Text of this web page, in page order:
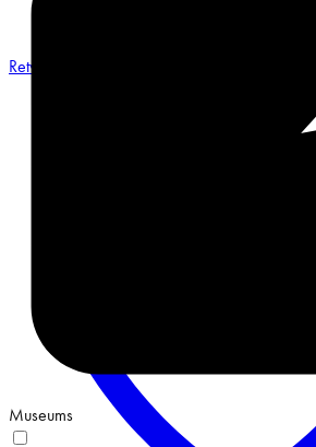
Retweet on Twitter 2068548487491551658
Museums